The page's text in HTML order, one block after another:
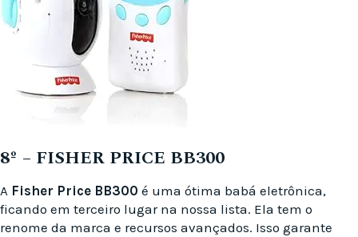
8º – FISHER PRICE BB300
A Fisher Price BB300 é uma ótima babá eletrônica,
ficando em terceiro lugar na nossa lista. Ela tem o
renome da marca e recursos avançados. Isso garante